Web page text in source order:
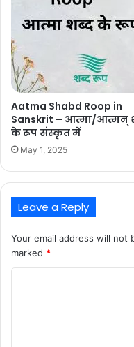
Aatma Shabd Roop in
Sanskrit – आत्मा/आत्मन्
के रूप संस्कृत में
May 1, 2025
Leave a Reply
Your email address will not
marked *